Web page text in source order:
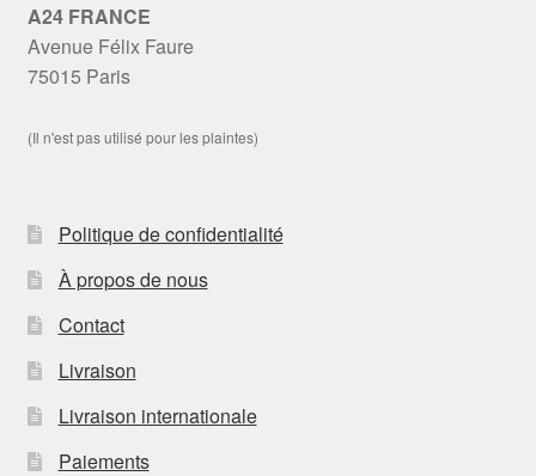
A24 FRANCE
Avenue Félix Faure
75015 Paris
(Il n'est pas utilisé pour les plaintes)
Politique de confidentialité
À propos de nous
Contact
Livraison
Livraison internationale
Paiements